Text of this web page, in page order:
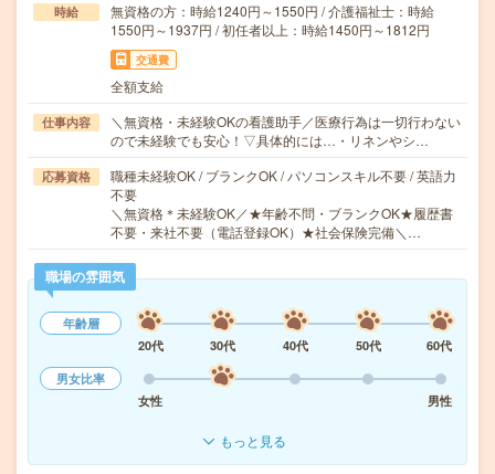
時給
無資格の方：時給1240円～1550円 / 介護福祉士：時給
1550円～1937円 / 初任者以上：時給1450円～1812円
交通費
全額支給
仕事内容
＼無資格・未経験OKの看護助手／医療行為は一切行わない
ので未経験でも安心！▽具体的には…・リネンやシ…
応募資格
職種未経験OK / ブランクOK / パソコンスキル不要 / 英語力
不要
＼無資格＊未経験OK／★年齢不問・ブランクOK★履歴書
不要・来社不要（電話登録OK）★社会保険完備＼…
職場の雰囲気
年齢層
20代
30代 40代 50代
60代
男女比率
女性
男性
もっと見る